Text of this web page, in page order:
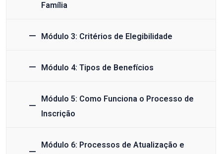
Família
Módulo 3: Critérios de Elegibilidade
Módulo 4: Tipos de Benefícios
Módulo 5: Como Funciona o Processo de
Inscrição
Módulo 6: Processos de Atualização e